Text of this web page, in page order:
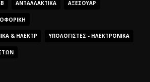
ΑΝΤΑΛΛΑΚΤΙΚΆ ΑΞΕΣΟΥΆΡ
& ΗΛΕΚΤΡ ΥΠΟΛΟΓΙΣΤΈΣ - ΗΛΕΚΤΡΟΝΙΚΆ